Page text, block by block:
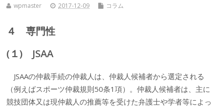
wpmaster 2017-12-09 コラム
４ 専門性
(１) JSAA
JSAAの仲裁手続の仲裁人は、仲裁人候補者から選定される
（例えばスポーツ仲裁規則50条1項）。仲裁人候補者は、主に
競技団体又は現仲裁人の推薦等を受けた弁護士や学者等によっ